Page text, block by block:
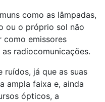
como as lâmpadas,
ou o próprio sol não
como emissores
radiocomunicações.
ruídos, já que as suas
ampla faixa e, ainda
ópticos, a